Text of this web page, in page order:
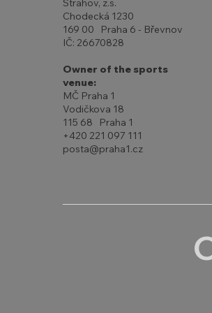
Strahov, z.s.
Chodecká 1230
169 00 Praha 6 - Břevnov
IČ: 26670828
Owner of the sports
venue:
MČ Praha 1
Vodičkova 18
115 68 Praha 1
+420 221 097 111
posta@praha1.cz